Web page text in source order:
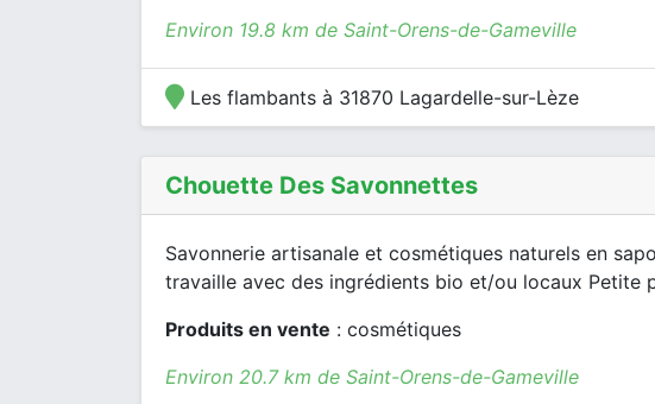
Environ 19.8 km de Saint-Orens-de-Gameville
Les flambants à 31870 Lagardelle-sur-Lèze
Chouette Des Savonnettes
Savonnerie artisanale et cosmétiques naturels en
travaille avec des ingrédients bio et/ou locaux Petite
Produits en vente : cosmétiques
Environ 20.7 km de Saint-Orens-de-Gameville